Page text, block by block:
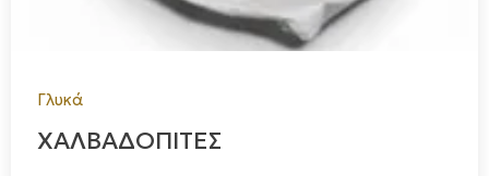
Γλυκά
ΧΑΛΒΑΔΟΠΙΤΕΣ